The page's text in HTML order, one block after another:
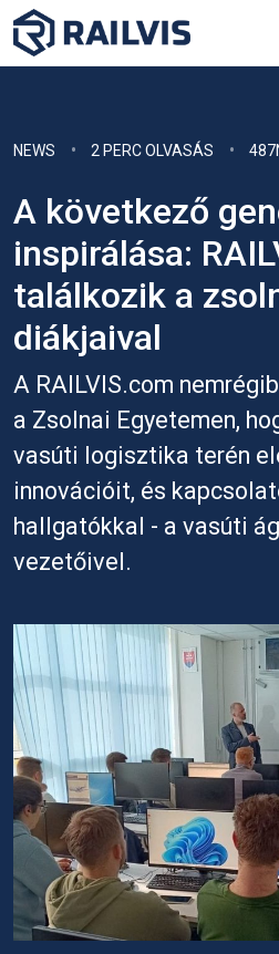
NEWS 2 PERC OLVASÁS
A következő
inspirálása:
találkozik a
diákjaival
A RAILVIS.com
a Zsolnai Egyetemen,
vasúti logisztika terén
innovációit, és
hallgatókkal - a vasúti
vezetőivel.